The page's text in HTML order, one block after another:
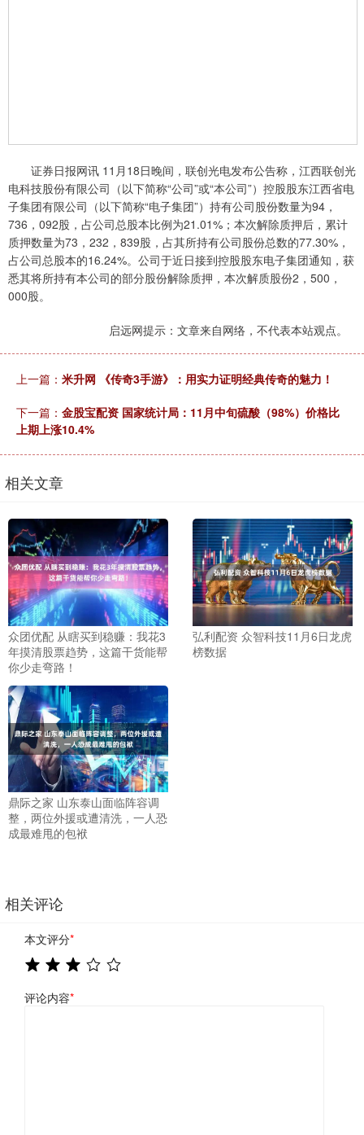
证券日报网讯 11月18日晚间，联创光电发布公告称，江西联创光
电科技股份有限公司（以下简称“公司”或“本公司”）控股股东江西省电
子集团有限公司（以下简称“电子集团”）持有公司股份数量为94，
736，092股，占公司总股本比例为21.01%；本次解除质押后，累计
质押数量为73，232，839股，占其所持有公司股份总数的77.30%，
占公司总股本的16.24%。公司于近日接到控股股东电子集团通知，获
悉其将所持有本公司的部分股份解除质押，本次解质股份2，500，
000股。
启远网提示：文章来自网络，不代表本站观点。
上一篇： 米升网 《传奇3手游》：用实力证明经典传奇的魅力！
下一篇： 金股宝配资 国家统计局：11月中旬硫酸（98%）价格比
上期上涨10.4%
相关文章
众团优配 从瞎买到稳赚：我花3
年摸清股票趋势，这篇干货能帮
你少走弯路！
弘利配资 众智科技11月6日龙虎
榜数据
鼎际之家 山东泰山面临阵容调
整，两位外援或遭清洗，一人恐
成最难甩的包袱
相关评论
本文评分*
评论内容*